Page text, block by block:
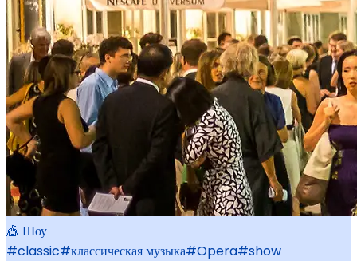
🎪 Шоу
#classic#классическая музыка#Opera#show